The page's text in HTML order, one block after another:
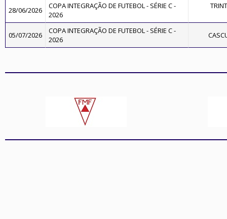
28/06/2026
COPA INTEGRAÇÃO DE FUTEBOL - SÉRIE C -
2026
05/07/2026
COPA INTEGRAÇÃO DE FUTEBOL - SÉRIE C -
2026